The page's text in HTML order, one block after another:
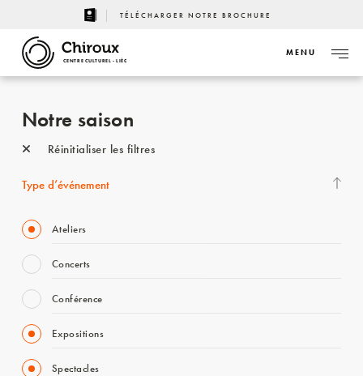
TÉLÉCHARGER NOTRE BROCHURE
CENTRE CULTUREL - LIÈGE
MENU
Notre saison
Réinitialiser les filtres
Type d’événement
Ateliers
Concerts
Conférence
Expositions
Spectacles